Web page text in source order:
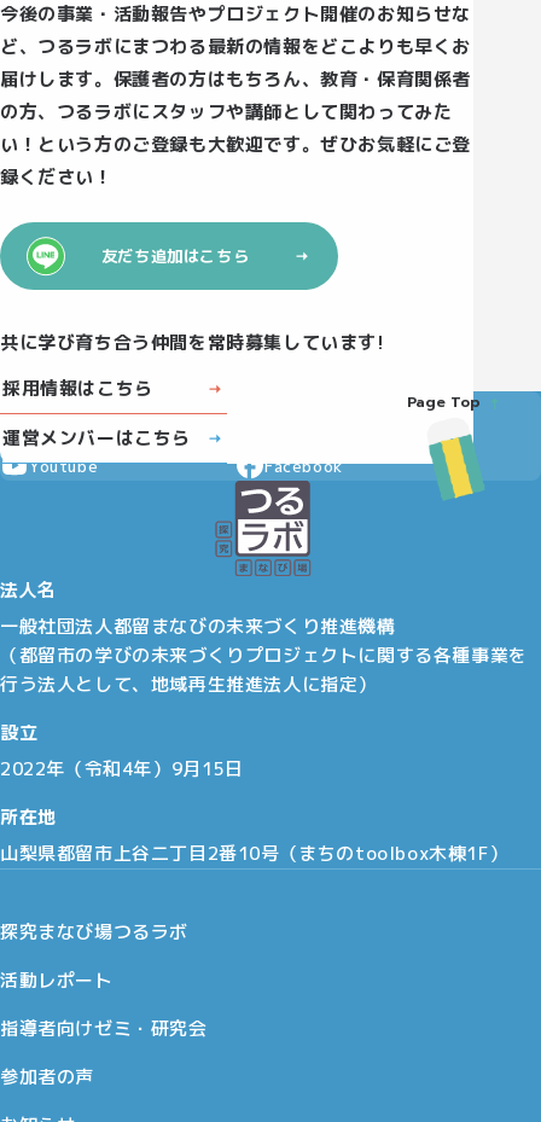
今後の事業・活動報告やプロジェクト開催のお知らせな
ど、つるラボにまつわる最新の情報をどこよりも早くお
届けします。保護者の方はもちろん、教育・保育関係者
の方、つるラボにスタッフや講師として関わってみた
い！という方のご登録も大歓迎です。ぜひお気軽にご登
録ください！
友だち追加はこちら
共に学び育ち合う仲間を常時募集しています!
採用情報はこちら
運営メンバーはこちら
Page Top
Youtube Facebook
法人名
一般社団法人都留まなびの未来づくり推進機構
（都留市の学びの未来づくりプロジェクトに関する各種事業を
行う法人として、地域再生推進法人に指定）
設立
2022年（令和4年）9月15日
所在地
山梨県都留市上谷二丁目2番10号（まちのtoolbox木棟1F）
探究まなび場つるラボ
活動レポート
指導者向けゼミ・研究会
参加者の声